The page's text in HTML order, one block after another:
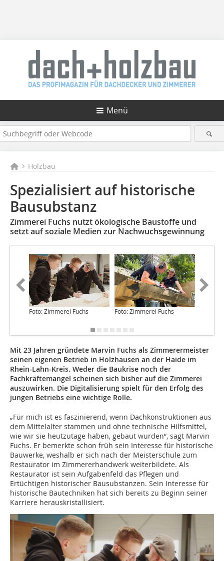
Menü
Holzbau
Spezialisiert auf historische
Bausubstanz
Zimmerei Fuchs nutzt ökologische Baustoffe und
setzt auf soziale Medien zur Nachwuchsgewinnung
Foto: Zimmerei Fuchs Foto: Zimmerei Fuchs
Mit 23 Jahren gründete Marvin Fuchs als Zimmerermeister
seinen eigenen Betrieb in Holzhausen an der Haide im
Rhein-Lahn-Kreis. Weder die Baukrise noch der
Fachkräftemangel scheinen sich bisher auf die Zimmerei
auszuwirken. Die Digitalisierung spielt für den Erfolg des
jungen Betriebs eine wichtige Rolle.
„Für mich ist es faszinierend, wenn Dachkonstruktionen aus
dem Mittelalter stammen und ohne technische Hilfsmittel,
wie wir sie heutzutage haben, gebaut wurden“, sagt Marvin
Fuchs. Er bemerkte schon früh sein Interesse für historische
Bauwerke, weshalb er sich nach der Meisterschule zum
Restaurator im Zimmererhandwerk weiterbildete. Als
Restaurator ist sein Aufgabenfeld das Pflegen und
Ertüchtigen historischer Bausubstanzen. Sein Interesse für
historische Bautechniken hat sich bereits zu Beginn seiner
Karriere herauskristallisiert.